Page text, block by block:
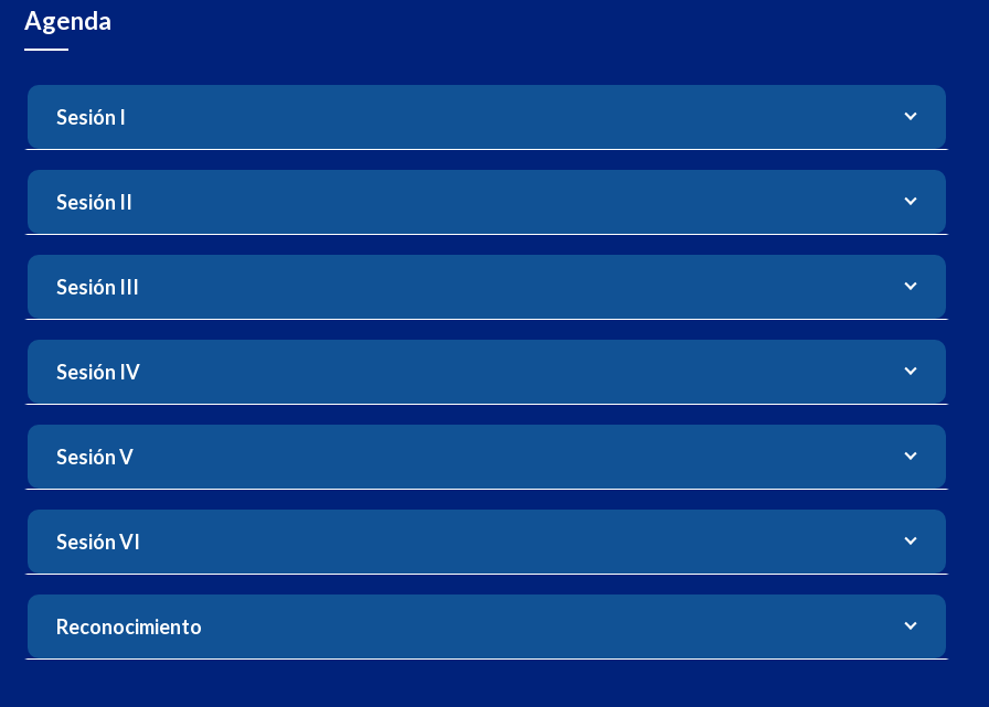
Agenda
Sesión I
Sesión II
Sesión III
Sesión IV
Sesión V
Sesión VI
Reconocimiento